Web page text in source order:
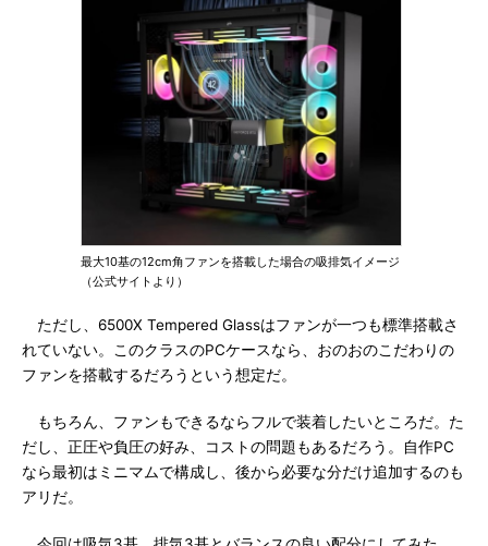
最大10基の12cm角ファンを搭載した場合の吸排気イメージ
（公式サイトより）
ただし、6500X Tempered Glassはファンが一つも標準搭載さ
れていない。このクラスのPCケースなら、おのおのこだわりの
ファンを搭載するだろうという想定だ。
もちろん、ファンもできるならフルで装着したいところだ。た
だし、正圧や負圧の好み、コストの問題もあるだろう。自作PC
なら最初はミニマムで構成し、後から必要な分だけ追加するのも
アリだ。